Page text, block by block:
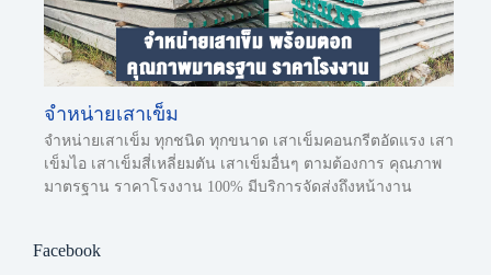
จำหน่ายเสาเข็ม
จำหน่ายเสาเข็ม ทุกชนิด ทุกขนาด เสาเข็มคอนกรีตอัดแรง เสา
เข็มไอ เสาเข็มสี่เหลี่ยมตัน เสาเข็มอื่นๆ ตามต้องการ คุณภาพ
มาตรฐาน ราคาโรงงาน 100% มีบริการจัดส่งถึงหน้างาน
Facebook